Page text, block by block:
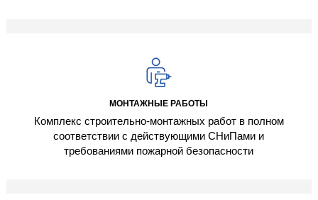
МОНТАЖНЫЕ РАБОТЫ
Комплекс строительно-монтажных работ в полном
соответствии с действующими СНиПами и
требованиями пожарной безопасности